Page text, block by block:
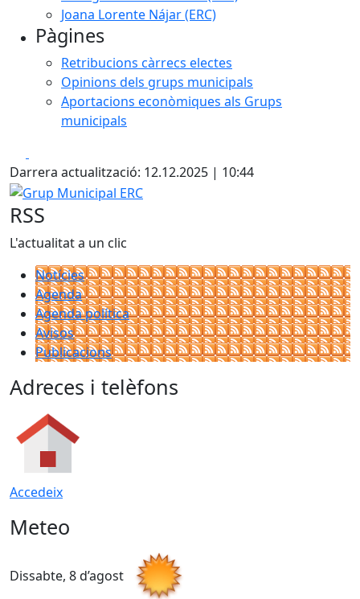
Joana Lorente Nájar (ERC)
Pàgines
Retribucions càrrecs electes
Opinions dels grups municipals
Aportacions econòmiques als Grups
municipals
Darrera actualització: 12.12.2025 | 10:44
Grup Municipal ERC
RSS
L'actualitat a un clic
Notícies
Agenda
Agenda política
Avisos
Publicacions
Adreces i telèfons
Accedeix
Meteo
Dissabte, 8 d’agost